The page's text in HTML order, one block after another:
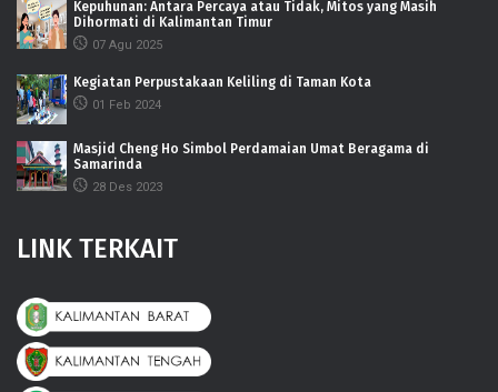
Kepuhunan: Antara Percaya atau Tidak, Mitos yang Masih
Dihormati di Kalimantan Timur
07 Agu 2025
Kegiatan Perpustakaan Keliling di Taman Kota
01 Feb 2024
Masjid Cheng Ho Simbol Perdamaian Umat Beragama di
Samarinda
28 Des 2023
LINK TERKAIT